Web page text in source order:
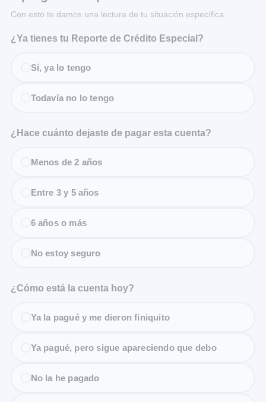
Con esto te damos una lectura de tu situación específica.
¿Ya tienes tu Reporte de Crédito Especial?
Sí, ya lo tengo
Todavía no lo tengo
¿Hace cuánto dejaste de pagar esta cuenta?
Menos de 2 años
Entre 3 y 5 años
6 años o más
No estoy seguro
¿Cómo está la cuenta hoy?
Ya la pagué y me dieron finiquito
Ya pagué, pero sigue apareciendo que debo
No la he pagado